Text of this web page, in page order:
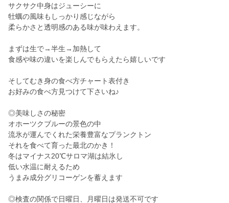
サクサク中身はジューシーに
牡蠣の風味もしっかり感じながら
柔らかさと透明感のある味が味わえます。
まずは生で→半生→加熱して
食感や味の違いを楽しんでもらえたら嬉しいです
そしてむき身の食べ方チャート表付き
お好みの食べ方見つけて下さいね♪
◎美味しさの秘密
オホーツクブルーの景色の中
流氷が運んでくれた栄養豊富なプランクトン
それを食べて育った最北のかき！
冬はマイナス20℃サロマ湖は結氷し
低い水温に耐えるため
うまみ成分グリコーゲンを蓄えます
◎検査の関係で日曜日、月曜日は発送不可です